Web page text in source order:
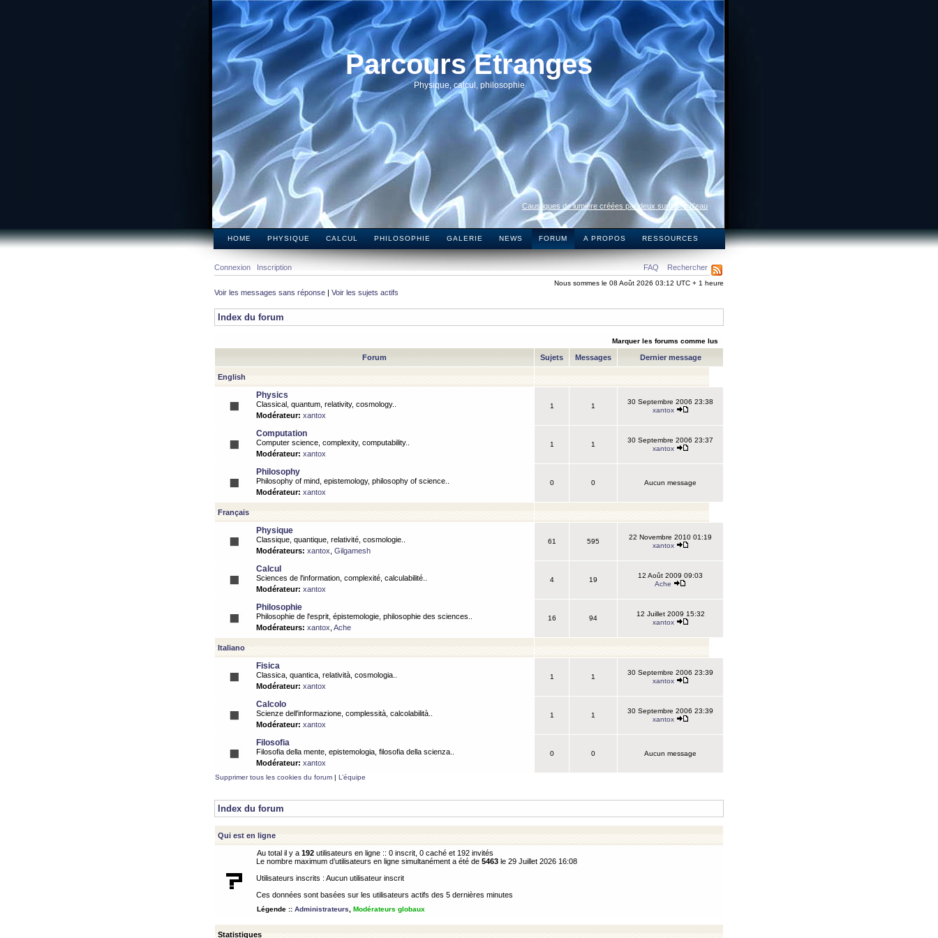
Parcours Etranges
Physique, calcul, philosophie
Caustiques de lumière créées par deux surfaces d’eau
HOME PHYSIQUE CALCUL PHILOSOPHIE GALERIE NEWS FORUM A PROPOS RESSOURCES
FAQ Rechercher
Connexion Inscription
Nous sommes le 08 Août 2026 03:12 UTC + 1 heure
Voir les messages sans réponse | Voir les sujets actifs
Index du forum
Marquer les forums comme lus
Forum Sujets Messages Dernier message
English
Physics
Classical, quantum, relativity, cosmology..
Modérateur: xantox
1 1
30 Septembre 2006 23:38
xantox
Computation
Computer science, complexity, computability..
Modérateur: xantox
1 1
30 Septembre 2006 23:37
xantox
Philosophy
Philosophy of mind, epistemology, philosophy of science..
Modérateur: xantox
0 0 Aucun message
Français
Physique
Classique, quantique, relativité, cosmologie..
Modérateurs: xantox Gilgamesh
61 595
22 Novembre 2010 01:19
xantox
Calcul
Sciences de l'information, complexité, calculabilité..
Modérateur: xantox
4 19
12 Août 2009 09:03
Ache
Philosophie
Philosophie de l'esprit, épistemologie, philosophie des sciences..
Modérateurs: xantox Ache
16 94
12 Juillet 2009 15:32
xantox
Italiano
Fisica
Classica, quantica, relatività, cosmologia..
Modérateur: xantox
1 1
30 Septembre 2006 23:39
xantox
Calcolo
Scienze dell'informazione, complessità, calcolabilità..
Modérateur: xantox
1 1
30 Septembre 2006 23:39
xantox
Filosofia
Filosofia della mente, epistemologia, filosofia della scienza..
Modérateur: xantox
0 0 Aucun message
Supprimer tous les cookies du forum | L’équipe
Index du forum
Qui est en ligne
Au total il y a 192 utilisateurs en ligne :: 0 inscrit, 0 caché et 192 invités
Le nombre maximum d’utilisateurs en ligne simultanément a été de 5463 le 29 Juillet 2026 16:08
Utilisateurs inscrits : Aucun utilisateur inscrit
Ces données sont basées sur les utilisateurs actifs des 5 dernières minutes
Légende :: Administrateurs Modérateurs globaux
Statistiques